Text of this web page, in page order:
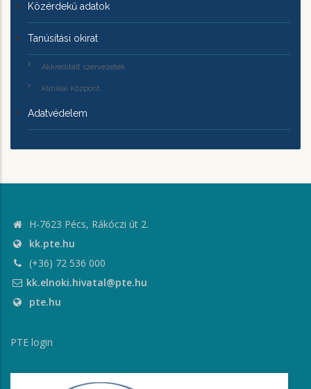
Közérdekű adatok
Tanúsítási okirat
Akkreditált szervezetek
Klinikai Központ
Adatvédelem
H-7623 Pécs, Rákóczi út 2.
kk.pte.hu
(+36) 72 536 000
kk.elnoki.hivatal@pte.hu
pte.hu
PTE login